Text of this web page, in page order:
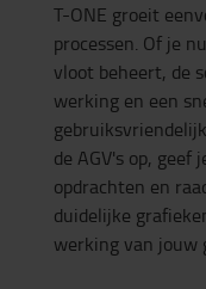
T-ONE groeit
processen. Of je
vloot beheert, de
werking en een
de AGV's op, geef
opdrachten en
duidelijke
werking van jouw